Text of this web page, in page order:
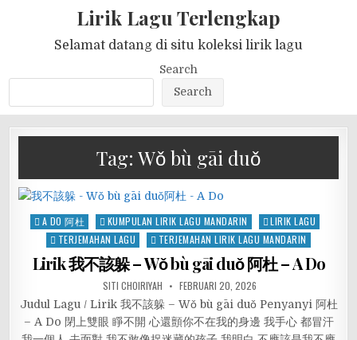
Lirik Lagu Terlengkap
Selamat datang di situ koleksi lirik lagu
Search
Search
Tag: Wǒ bù gāi duǒ
Posted
A DO 阿杜 KUMPULAN LIRIK LAGU MANDARIN
LIRIK LAGU
TERJEMAHAN LAGU
TERJEMAHAN LIRIK LAGU MANDARIN
Lirik 我不該躲 – Wǒ bù gāi duǒ 阿杜 – A Do
SITI CHOIRIYAH FEBRUARI 20, 2026
Judul Lagu / Lirik 我不該躲 – Wǒ bù gāi duǒ Penyanyi 阿杜
– A Do 閉上雙眼 睜不開 心還顫你不在我的身邊 我手心 都冒汗